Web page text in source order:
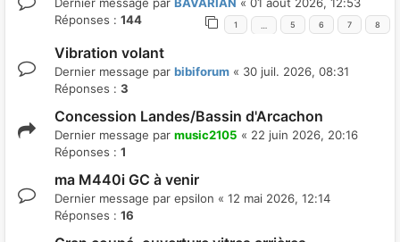
Dernier message par BAVARIAN « 01 août 2026, 12:53
Réponses : 144 1 5 6 7 8
Vibration volant
Dernier message par bibiforum « 30 juil. 2026, 08:31
Réponses : 3
Concession Landes/Bassin d'Arcachon
Dernier message par music2105 « 22 juin 2026, 20:16
Réponses : 1
ma M440i GC à venir
Dernier message par epsilon « 12 mai 2026, 12:14
Réponses : 16